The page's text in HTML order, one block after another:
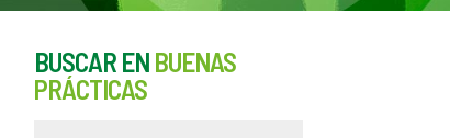
BUSCAR EN BUENAS
PRÁCTICAS